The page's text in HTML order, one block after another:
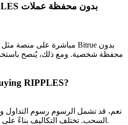
to Share 25000 USDT prize pool!
Win
محفظة شخصية. ومع ذلك، يُنصح
RIPPLES?
نعم، قد تشمل الرسوم رسوم التداول
السحب. تختلف التكاليف بناءً على طرق الدفع وظروف السوق.